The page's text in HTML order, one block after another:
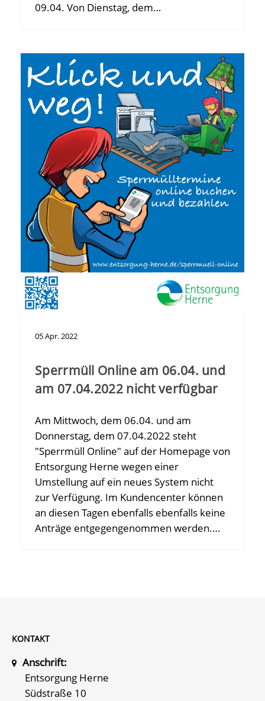
09.04. Von Dienstag, dem…
05Apr.2022
Sperrmüll Online am 06.04. und
am 07.04.2022 nicht verfügbar
Am Mittwoch, dem 06.04. und am
Donnerstag, dem 07.04.2022 steht
"Sperrmüll Online" auf der Homepage von
Entsorgung Herne wegen einer
Umstellung auf ein neues System nicht
zur Verfügung. Im Kundencenter können
an diesen Tagen ebenfalls ebenfalls keine
Anträge entgegengenommen werden.…
KONTAKT
Anschrift:
Entsorgung Herne
Südstraße 10